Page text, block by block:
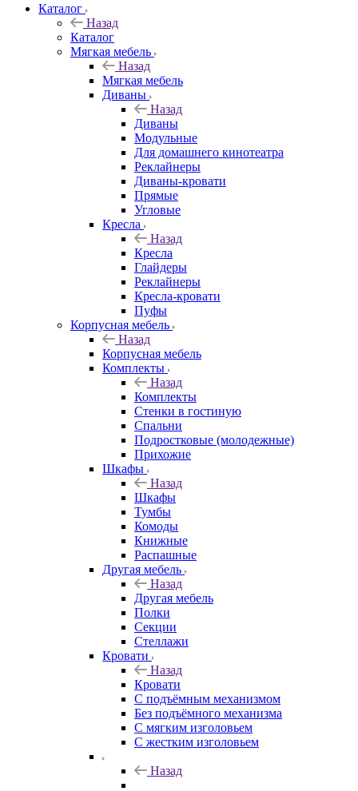
Каталог
Назад
Каталог
Мягкая мебель
Назад
Мягкая мебель
Диваны
Назад
Диваны
Модульные
Для домашнего кинотеатра
Реклайнеры
Диваны-кровати
Прямые
Угловые
Кресла
Назад
Кресла
Глайдеры
Реклайнеры
Кресла-кровати
Пуфы
Корпусная мебель
Назад
Корпусная мебель
Комплекты
Назад
Комплекты
Стенки в гостиную
Спальни
Подростковые (молодежные)
Прихожие
Шкафы
Назад
Шкафы
Тумбы
Комоды
Книжные
Распашные
Другая мебель
Назад
Другая мебель
Полки
Секции
Стеллажи
Кровати
Назад
Кровати
С подъёмным механизмом
Без подъёмного механизма
С мягким изголовьем
С жестким изголовьем
Назад